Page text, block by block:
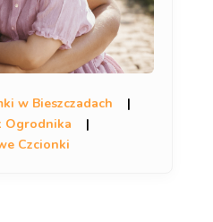
w Bieszczadach
|
Ogrodnika
|
Czcionki